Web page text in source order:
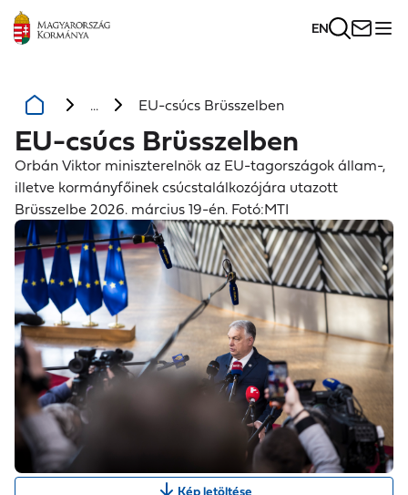
EN
... EU-csúcs Brüsszelben
EU-csúcs Brüsszelben
Orbán Viktor miniszterelnök az EU-tagországok állam-,
illetve kormányfőinek csúcstalálkozójára utazott
Brüsszelbe 2026. március 19-én. Fotó:MTI
Kép letöltése